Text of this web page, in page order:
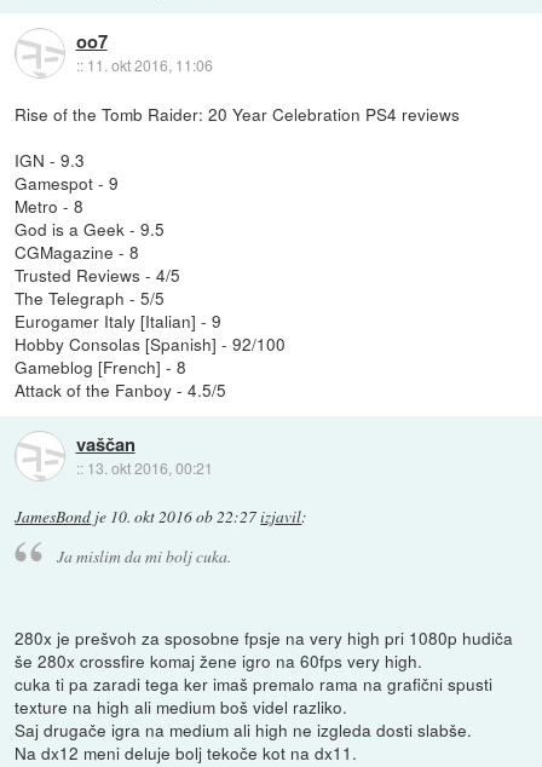
oo7
:: 11. okt 2016, 11:06
Rise of the Tomb Raider: 20 Year Celebration PS4 reviews
IGN - 9.3
Gamespot - 9
Metro - 8
God is a Geek - 9.5
CGMagazine - 8
Trusted Reviews - 4/5
The Telegraph - 5/5
Eurogamer Italy [Italian] - 9
Hobby Consolas [Spanish] - 92/100
Gameblog [French] - 8
Attack of the Fanboy - 4.5/5
vaščan
:: 13. okt 2016, 00:21
JamesBond je 10. okt 2016 ob 22:27izjavil:
Ja mislim da mi bolj cuka.
280x je prešvoh za sposobne fpsje na very high pri 1080p hudiča
še 280x crossfire komaj žene igro na 60fps very high.
cuka ti pa zaradi tega ker imaš premalo rama na grafični spusti
texture na high ali medium boš videl razliko.
Saj drugače igra na medium ali high ne izgleda dosti slabše.
Na dx12 meni deluje bolj tekoče kot na dx11.